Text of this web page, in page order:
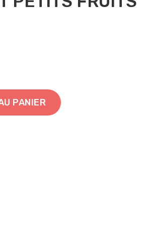
PANIER